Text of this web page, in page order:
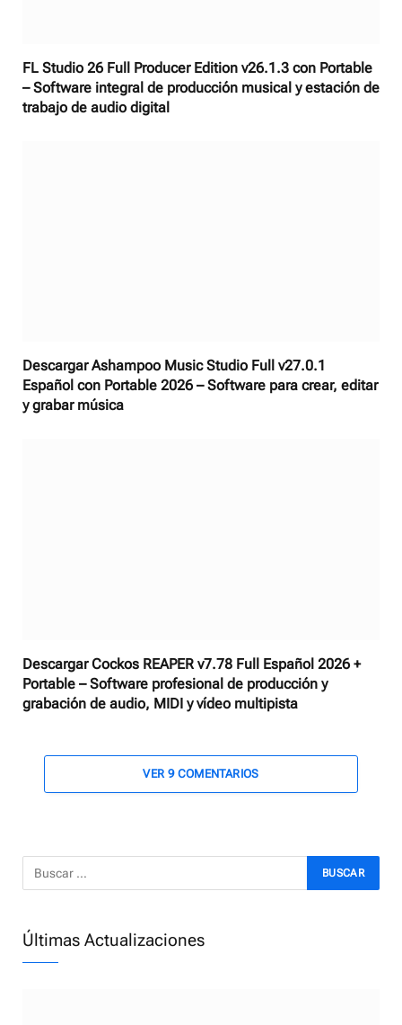
FL Studio 26 Full Producer Edition v26.1.3 con Portable
– Software integral de producción musical y estación de
trabajo de audio digital
Descargar Ashampoo Music Studio Full v27.0.1
Español con Portable 2026 – Software para crear, editar
y grabar música
Descargar Cockos REAPER v7.78 Full Español 2026 +
Portable – Software profesional de producción y
grabación de audio, MIDI y vídeo multipista
VER 9 COMENTARIOS
Últimas Actualizaciones